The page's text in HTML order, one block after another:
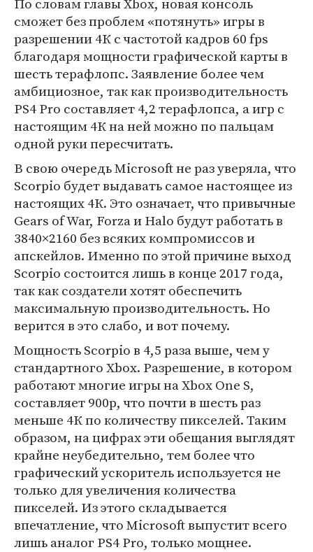
сможет без проблем «потянуть» игры в
разрешении 4К с частотой кадров 60 fps
благодаря мощности графической карты в
шесть терафлопс. Заявление более чем
амбициозное, так как производительность
PS4 Pro составляет 4,2 терафлопса, а игр с
настоящим 4К на ней можно по пальцам
одной руки пересчитать.
В свою очередь Microsoft не раз уверяла, что
Scorpio будет выдавать самое настоящее из
настоящих 4К. Это означает, что привычные
Gears of War, Forza и Halo будут работать в
3840×2160 без всяких компромиссов и
апскейлов. Именно по этой причине выход
Scorpio состоится лишь в конце 2017 года,
так как создатели хотят обеспечить
максимальную производительность. Но
верится в это слабо, и вот почему.
Мощность Scorpio в 4,5 раза выше, чем у
стандартного Xbox. Разрешение, в котором
работают многие игры на Xbox One S,
составляет 900р, что почти в шесть раз
меньше 4К по количеству пикселей. Таким
образом, на цифрах эти обещания выглядят
крайне неубедительно, тем более что
графический ускоритель используется не
только для увеличения количества
пикселей. Из этого складывается
впечатление, что Microsoft выпустит всего
лишь аналог PS4 Pro, только мощнее.